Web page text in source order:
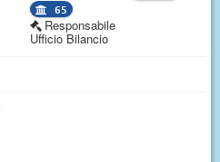
65
Responsabile
Ufficio Bilancio